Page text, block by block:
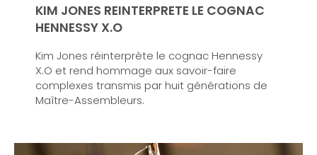
KIM JONES REINTERPRETE LE COGNAC
HENNESSY X.O
Kim Jones réinterprète le cognac Hennessy
X.O et rend hommage aux savoir-faire
complexes transmis par huit générations de
Maître-Assembleurs.